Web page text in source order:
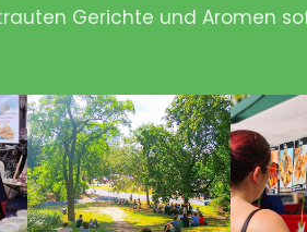
Gerichte und Aromen